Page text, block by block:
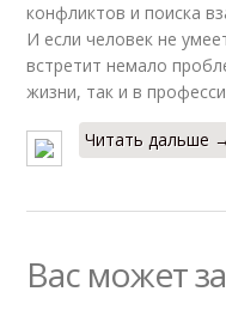
конфликтов и поиска
И если человек не
встретит немало
жизни, так и в
Читать дальше
Вас может